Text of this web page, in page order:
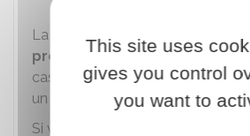
La NBI est réduite dans les
proportions que le traitement
cas de travail à temps partiel ou
un
emploi à temps non complet
Si vos fonctions vous ouvrent
This site uses
gives you control
you want to